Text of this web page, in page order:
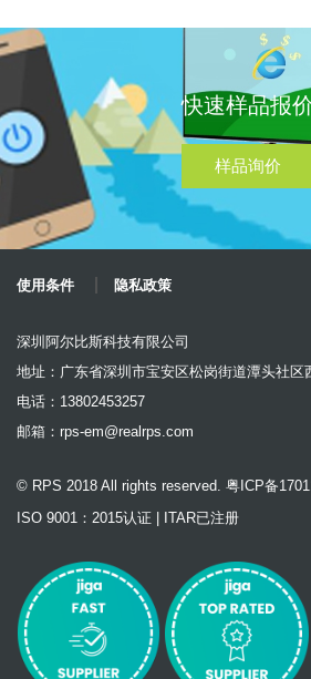
快速样品报
样品询价
使用条件 隐私政策
深圳阿尔比斯科技有限公司
地址：广东省深圳市宝安区松岗街道潭头社区
电话：13802453257
邮箱： rps-em@realrps.com
© RPS 2018 All rights reserved. 粤ICP备
ISO 9001：2015认证 | ITAR已注册